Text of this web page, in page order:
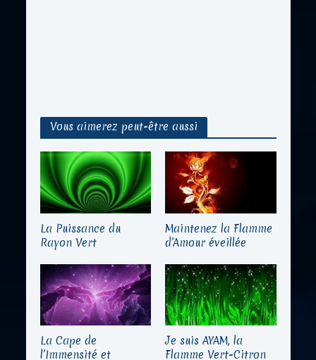
Vous aimerez peut-être aussi
La Puissance du
Rayon Vert
Maintenez la Flamme
d’Amour éveillée
La Cape de
l’Immensité et
Je suis AYAM, la
Flamme Vert-Citron